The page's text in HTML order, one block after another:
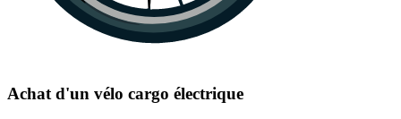
Achat d'un vélo cargo électrique